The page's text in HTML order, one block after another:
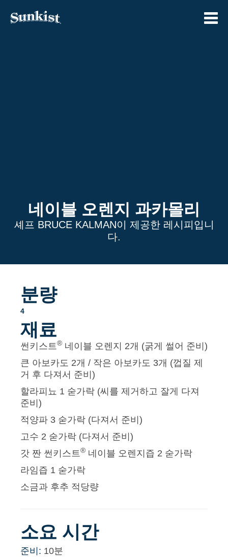
네이블 오렌지 과카몰리
셰프 BRUCE KALMAN이 제공한 레시피입니
다.
분량
4
재료
썬키스트® 네이블 오렌지 2개 (굵게 썰어 준비)
큰 아보카도 2개 / 작은 아보카도 3개 (껍질 제
거 후 다져서 준비)
할라피뇨 1 숟가락 (씨를 제거하고 잘게 다져
준비)
적양파 3 숟가락 (다져서 준비)
고수 2 숟가락 (다져서 준비)
갓 짠 썬키스트® 네이블 오렌지즙 2 숟가락
라임즙 1 숟가락
소금과 후추 적당량
소요 시간
준비: 10분